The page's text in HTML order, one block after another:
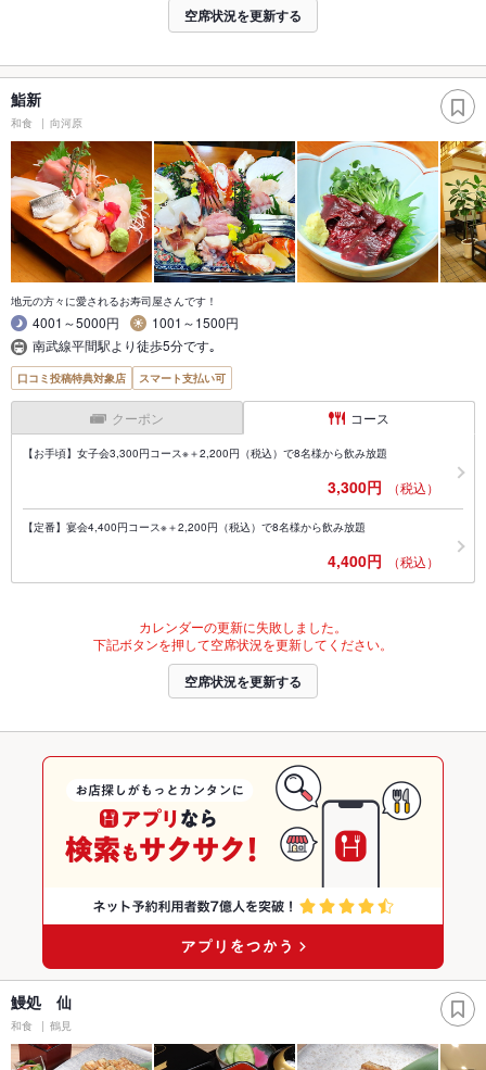
空席状況を更新する
鮨新
和食 向河原
地元の方々に愛されるお寿司屋さんです！
4001～5000円
1001～1500円
南武線平間駅より徒歩5分です｡
口コミ投稿特典対象店 スマート支払い可
クーポン コース
【お手頃】女子会3,300円コース※＋2,200円（税込）で8名様から飲み放題
3,300円 （税込）
【定番】宴会4,400円コース※＋2,200円（税込）で8名様から飲み放題
4,400円 （税込）
カレンダーの更新に失敗しました。
下記ボタンを押して空席状況を更新してください。
空席状況を更新する
鰻処 仙
和食 鶴見